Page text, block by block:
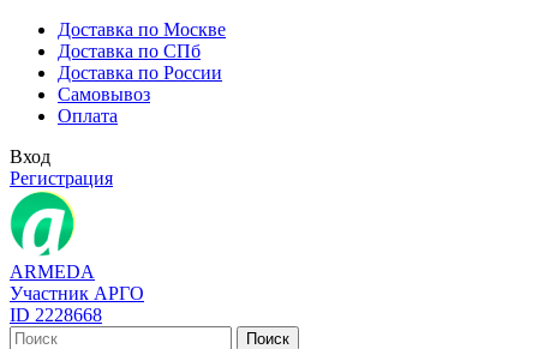
Доставка по Москве
Доставка по СПб
Доставка по России
Самовывоз
Оплата
Вход
Регистрация
ARMEDA
Участник АРГО
ID 2228668
Поиск